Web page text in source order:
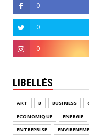
0
0
0
LIBELLÉS
ART B BUSINESS
ECONOMIQUE
ENERGIE
ENTREPRISE